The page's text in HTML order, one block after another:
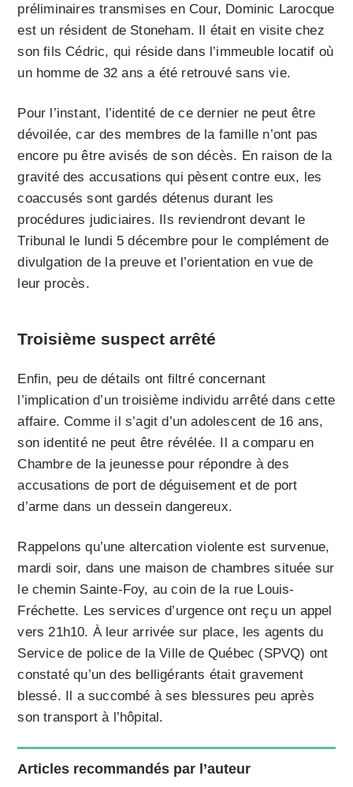
préliminaires transmises en Cour, Dominic Larocque
est un résident de Stoneham. Il était en visite chez
son fils Cédric, qui réside dans l’immeuble locatif où
un homme de 32 ans a été retrouvé sans vie.
Pour l’instant, l’identité de ce dernier ne peut être
dévoilée, car des membres de la famille n’ont pas
encore pu être avisés de son décès. En raison de la
gravité des accusations qui pèsent contre eux, les
coaccusés sont gardés détenus durant les
procédures judiciaires. Ils reviendront devant le
Tribunal le lundi 5 décembre pour le complément de
divulgation de la preuve et l’orientation en vue de
leur procès.
Troisième suspect arrêté
Enfin, peu de détails ont filtré concernant
l’implication d’un troisième individu arrêté dans cette
affaire. Comme il s’agit d’un adolescent de 16 ans,
son identité ne peut être révélée. Il a comparu en
Chambre de la jeunesse pour répondre à des
accusations de port de déguisement et de port
d’arme dans un dessein dangereux.
Rappelons qu’une altercation violente est survenue,
mardi soir, dans une maison de chambres située sur
le chemin Sainte-Foy, au coin de la rue Louis-
Fréchette. Les services d’urgence ont reçu un appel
vers 21h10. À leur arrivée sur place, les agents du
Service de police de la Ville de Québec (SPVQ) ont
constaté qu’un des belligérants était gravement
blessé. Il a succombé à ses blessures peu après
son transport à l’hôpital.
Articles recommandés par l’auteur